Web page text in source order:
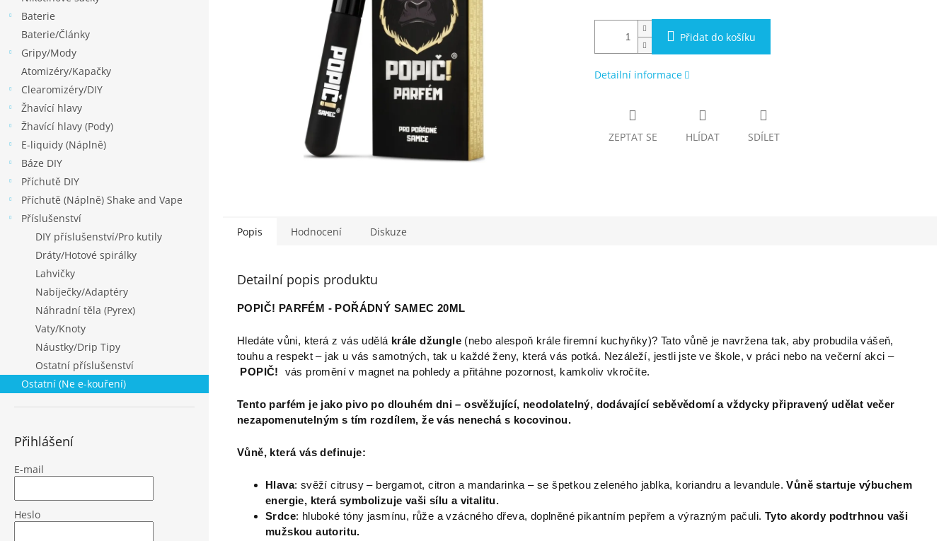
Baterie
Baterie/Články
Gripy/Mody
Atomizéry/Kapačky
Clearomizéry/DIY
Žhavící hlavy
Žhavící hlavy (Pody)
E-liquidy (Náplně)
Báze DIY
Příchutě DIY
Příchutě (Náplně) Shake and Vape
Příslušenství
DIY příslušenství/Pro kutily
Dráty/Hotové spirálky
Lahvičky
Nabíječky/Adaptéry
Náhradní těla (Pyrex)
Vaty/Knoty
Náustky/Drip Tipy
Ostatní příslušenství
Ostatní (Ne e-kouření)
Přihlášení
E-mail
Heslo
Přidat do košíku
Detailní informace
ZEPTAT SE HLÍDAT SDÍLET
Popis Hodnocení Diskuze
Detailní popis produktu
POPIČ! PARFÉM - POŘÁDNÝ SAMEC 20ML
Hledáte vůni, která z vás udělákrále džungle (nebo alespoň krále firemní kuchyňky)? Tato vůně je navržena tak, aby probudila vášeň,
touhu a respekt – jak u vás samotných, tak u každé ženy, která vás potká. Nezáleží, jestli jste ve škole, v práci nebo na večerní akci –
POPIČ!
vás promění v magnet na pohledy a přitáhne pozornost, kamkoliv vkročíte.
Tento parfém je jako pivo po dlouhém dni – osvěžující, neodolatelný, dodávající seběvědomí a vždycky připravený udělat večer
nezapomenutelným s tím rozdílem, že vás nenechá s kocovinou.
Vůně, která vás definuje:
Hlava: svěží citrusy – bergamot, citron a mandarinka – se špetkou zeleného jablka, koriandru a levandule.Vůně startuje výbuchem
energie, která symbolizuje vaši sílu a vitalitu.
Srdce: hluboké tóny jasmínu, růže a vzácného dřeva, doplněné pikantním pepřem a výrazným pačuli. Tyto akordy podtrhnou vaši
mužskou autoritu.